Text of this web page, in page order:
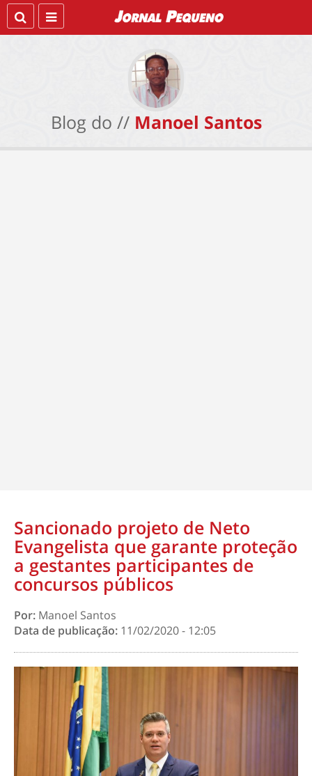
Blog do // Manoel Santos
Sancionado projeto de Neto
Evangelista que garante proteção
a gestantes participantes de
concursos públicos
Por: Manoel Santos
Data de publicação: 11/02/2020 - 12:05